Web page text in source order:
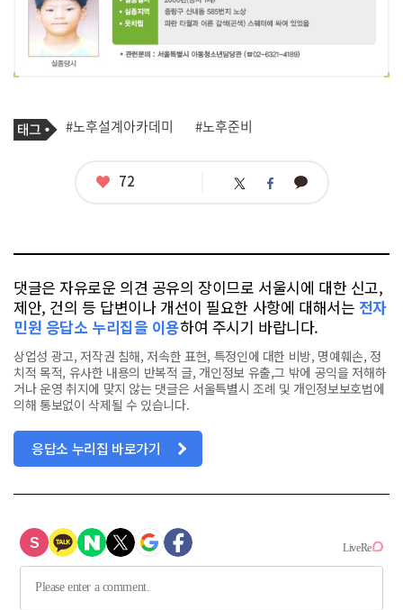
기
사
태
그
#노후설계아카데미 #노후준비
좋
72 트 페 카
댓글은 자유로운 의견 공유의 장이므로 서울시에 대한 신고,
제안, 건의 등 답변이나 개선이 필요한 사항에 대해서는 전자
민원 응답소 누리집을 이용하여 주시기 바랍니다.
상업성 광고, 저작권 침해, 저속한 표현, 특정인에 대한 비방, 명예훼손, 정
치적 목적, 유사한 내용의 반복적 글, 개인정보 유출,그 밖에 공익을 저해하
거나 운영 취지에 맞지 않는 댓글은 서울특별시 조례 및 개인정보보호법에
의해 통보없이 삭제될 수 있습니다.
응답소 누리집 바로가기